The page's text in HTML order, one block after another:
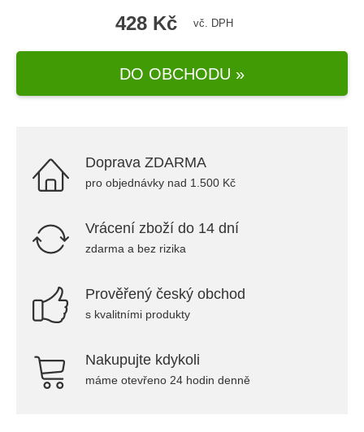
428 Kč vč. DPH
DO OBCHODU »
Doprava ZDARMA
pro objednávky nad 1.500 Kč
Vrácení zboží do 14 dní
zdarma a bez rizika
Prověřený český obchod
s kvalitními produkty
Nakupujte kdykoli
máme otevřeno 24 hodin denně